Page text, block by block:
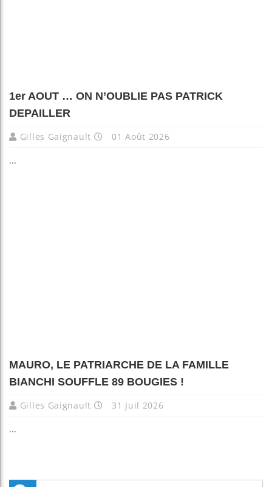
1er AOUT … ON N’OUBLIE PAS PATRICK
DEPAILLER
Gilles Gaignault 01 Août 2026
...
MAURO, LE PATRIARCHE DE LA FAMILLE
BIANCHI SOUFFLE 89 BOUGIES !
Gilles Gaignault 31 Juil 2026
...